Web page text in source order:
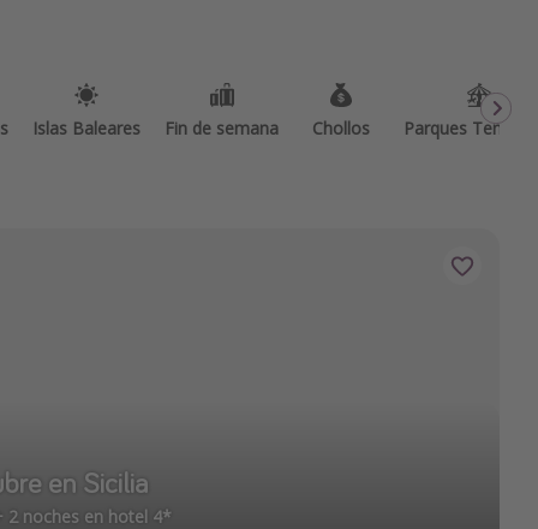
Islas Baleares Fin de semana Chollos Parques
en Sicilia
2 noches en hotel 4*